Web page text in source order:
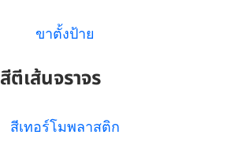
สีตีเส้นจราจร